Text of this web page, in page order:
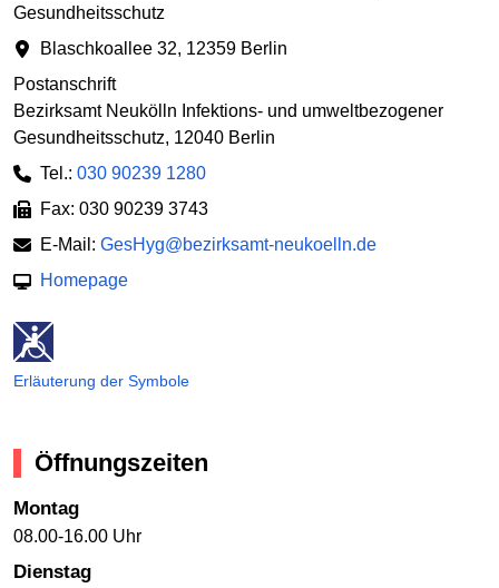
Gesundheitsschutz
Blaschkoallee 32, 12359 Berlin
Postanschrift
Bezirksamt Neukölln Infektions- und umweltbezogener
Gesundheitsschutz, 12040 Berlin
Tel.: 030 90239 1280
Fax: 030 90239 3743
E-Mail: GesHyg@bezirksamt-neukoelln.de
Homepage
Erläuterung der Symbole
Öffnungszeiten
Montag
08.00-16.00 Uhr
Dienstag